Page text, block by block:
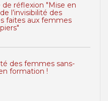
de réflexion "Mise en
l’invisibilité des
faites aux femmes
des femmes sans-
formation !